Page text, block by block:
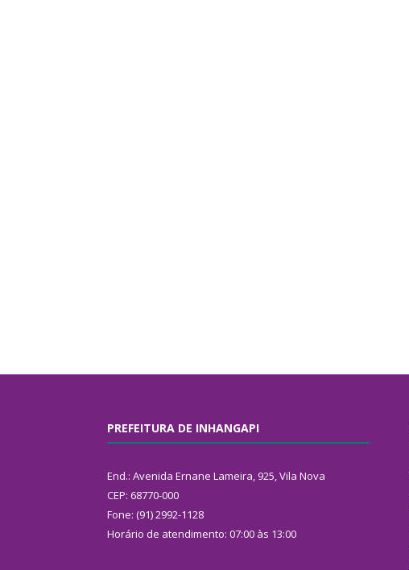
PREFEITURA DE INHANGAPI
End.: Avenida Ernane Lameira, 925, Vila Nova
CEP: 68770-000
Fone: (91) 2992-1128
Horário de atendimento: 07:00 às 13:00